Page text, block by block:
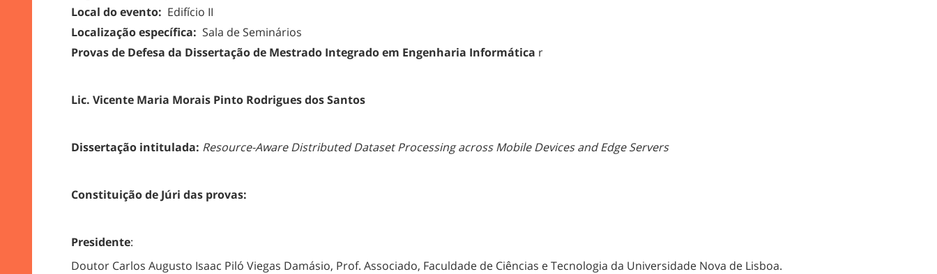
Local do evento: Edifício II
Localização específica: Sala de Seminários
Provas de Defesa da Dissertação de Mestrado Integrado em Engenharia Informática r
Lic. Vicente Maria Morais Pinto Rodrigues dos Santos
Dissertação intitulada: Resource-Aware Distributed Dataset Processing across Mobile Devices and Edge Servers
Constituição de Júri das provas:
Presidente:
Doutor Carlos Augusto Isaac Piló Viegas Damásio, Prof. Associado, Faculdade de Ciências e Tecnologia da Universidade Nova de Lisboa.